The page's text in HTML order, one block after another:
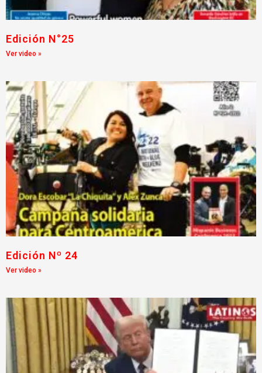
Edición N°25
Ver video »
Edición Nº 24
Ver video »